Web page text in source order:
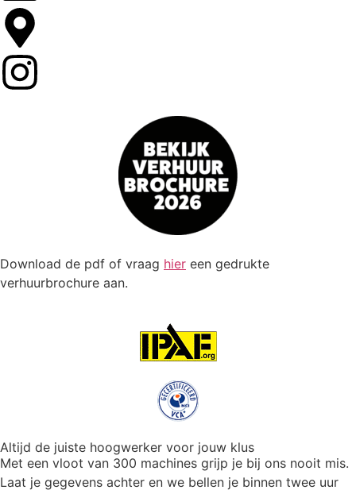
Download de pdf of vraag hier een gedrukte
verhuurbrochure aan.
Altijd de juiste hoogwerker voor jouw klus
Met een vloot van 300 machines grijp je bij ons nooit mis.
Laat je gegevens achter en we bellen je binnen twee uur